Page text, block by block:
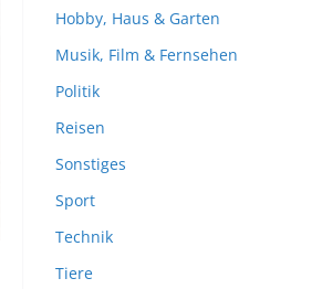
Hobby, Haus & Garten
Musik, Film & Fernsehen
Politik
Reisen
Sonstiges
Sport
Technik
Tiere